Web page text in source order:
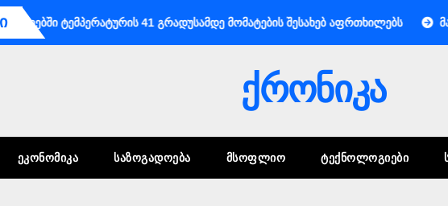
41 გრადუსამდე მომატების შესახებ აფრთხილებს მაია ომიაძე:
ქრონიკა
ᲔᲙᲝᲜᲝᲛᲘᲙᲐ ᲡᲐᲖᲝᲒᲐᲓᲝᲔᲑᲐ ᲛᲡᲝᲤᲚᲘᲝ ᲢᲔᲥᲜᲝᲚᲝᲒᲘᲔᲑᲘ